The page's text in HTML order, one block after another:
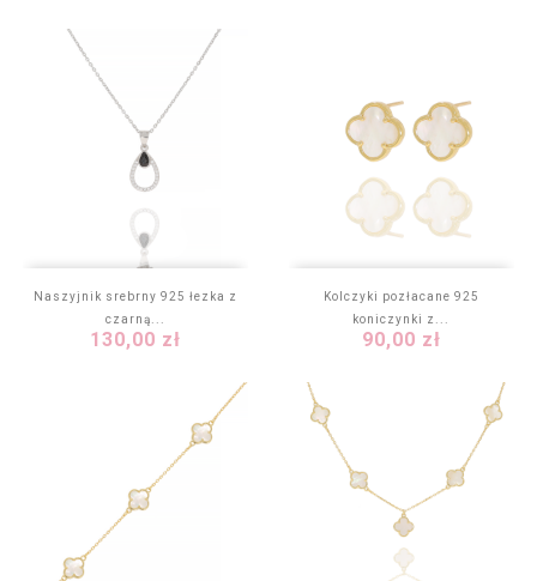
Naszyjnik srebrny 925 łezka z
czarną...
Cena
130,00 zł
Kolczyki pozłacane 925
koniczynki z...
Cena
90,00 zł